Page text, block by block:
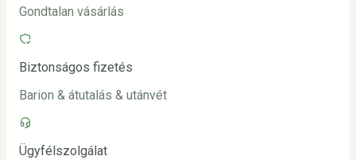
Gondtalan vásárlás
Biztonságos fizetés
Barion & átutalás & utánvét
Ügyfélszolgálat